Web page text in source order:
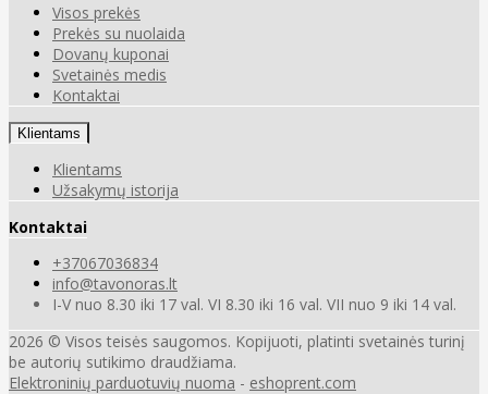
Visos prekės
Prekės su nuolaida
Dovanų kuponai
Svetainės medis
Kontaktai
Klientams
Klientams
Užsakymų istorija
Kontaktai
+37067036834
info@tavonoras.lt
I-V nuo 8.30 iki 17 val. VI 8.30 iki 16 val. VII nuo 9 iki 14 val.
2026 © Visos teisės saugomos. Kopijuoti, platinti svetainės turinį
be autorių sutikimo draudžiama.
Elektroninių parduotuvių nuoma - eshoprent.com